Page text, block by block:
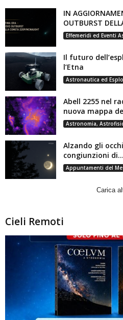
IN
OUTBURST
Effemeridi ed Eventi
Il futuro
l’Etna
Astronautica ed
Abell 2255 nel
nuova mappa
Astronomia,
Alzando gli
congiunzioni di...
Appuntamenti del
Carica
Cieli Remoti